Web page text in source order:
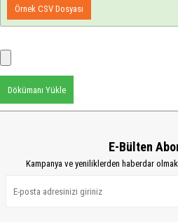
Örnek CSV Dosyası
Dökümanı Yükle
E-Bülten
Kampanya ve yeniliklerden haberdar